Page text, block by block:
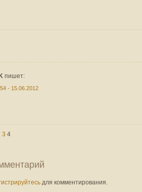
пишет:
- 15.06.2012
3 4
для комментирования.